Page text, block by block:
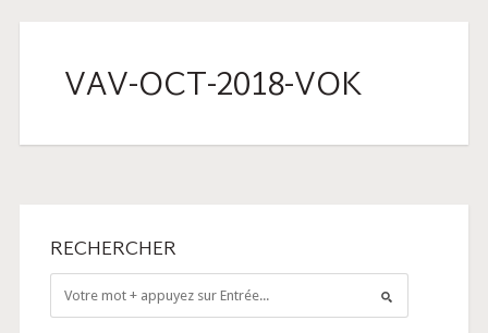
VAV-OCT-2018-VOK
RECHERCHER